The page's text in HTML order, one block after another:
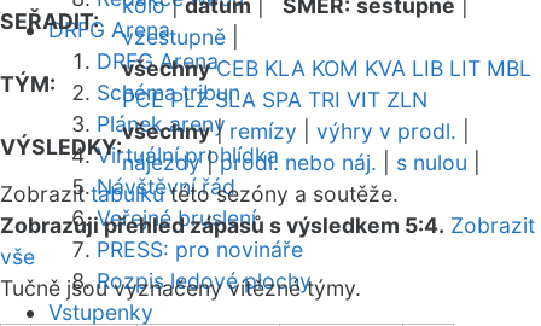
DRFG Arena
DRFG Arena
Schéma tribun
Plánek areny
Virtuální prohlídka
Návštěvní řád
Veřejné bruslení
PRESS: pro novináře
Rozpis ledové plochy
Vstupenky
SEŘADIT:
kolo|datum SMĚR: sestupně
vzestupně
TÝM:
všechny CEB KLA KOM KVA LIB LIT MBL
PCE PLZ SLA SPA TRI VIT ZLN
VÝSLEDKY:
všechny| remízy výhry v prodl.
nájezdy|prodl. nebo náj. s nulou
Zobrazittabulkutéto sezóny a soutěže.
Zobrazuji přehled zápasů s výsledkem 5:4. Zobrazit
vše
Tučně jsou vyznačeny vítězné týmy.